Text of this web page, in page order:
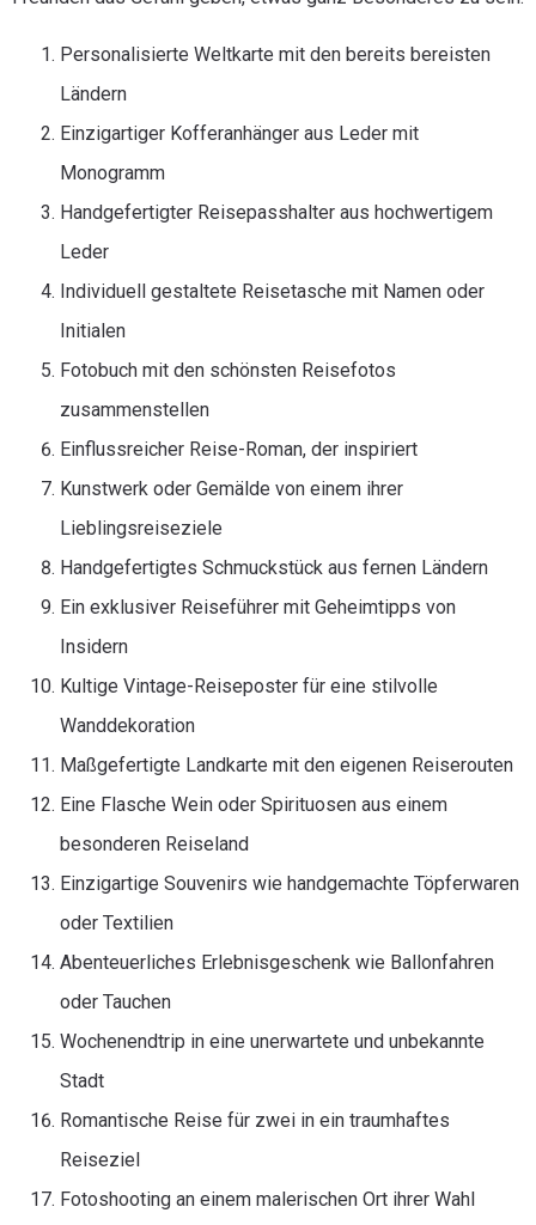
Personalisierte Weltkarte mit den bereits bereisten
Ländern
Einzigartiger Kofferanhänger aus Leder mit
Monogramm
Handgefertigter Reisepasshalter aus hochwertigem
Leder
Individuell gestaltete Reisetasche mit Namen oder
Initialen
Fotobuch mit den schönsten Reisefotos
zusammenstellen
Einflussreicher Reise-Roman, der inspiriert
Kunstwerk oder Gemälde von einem ihrer
Lieblingsreiseziele
Handgefertigtes Schmuckstück aus fernen Ländern
Ein exklusiver Reiseführer mit Geheimtipps von
Insidern
Kultige Vintage-Reiseposter für eine stilvolle
Wanddekoration
Maßgefertigte Landkarte mit den eigenen Reiserouten
Eine Flasche Wein oder Spirituosen aus einem
besonderen Reiseland
Einzigartige Souvenirs wie handgemachte Töpferwaren
oder Textilien
Abenteuerliches Erlebnisgeschenk wie Ballonfahren
oder Tauchen
Wochenendtrip in eine unerwartete und unbekannte
Stadt
Romantische Reise für zwei in ein traumhaftes
Reiseziel
Fotoshooting an einem malerischen Ort ihrer Wahl